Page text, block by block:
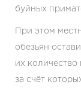
буйных
При этом
обезьян
их количество
за счёт